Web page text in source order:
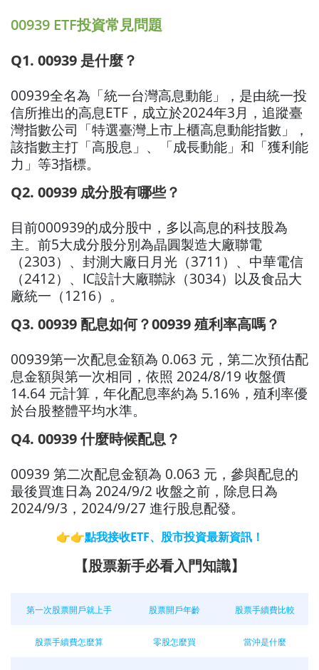
00939 ETF投資常見問題
Q1. 00939 是什麼？
00939全名為「統一台灣高息動能」，是由統一投
信所推出的高息ETF，成立於2024年3月，追蹤臺
灣指數公司「特選臺灣上市上櫃高息動能指數」，
該指數主打「高股息」、「成長動能」和「獲利能
力」等3指標。
Q2. 00939 成分股有哪些？
目前000939的成分股中，多以高息的科技股為
主。前5大成分股分別為晶圓製造大廠聯電
（2303）、封測大廠日月光（3711）、中華電信
（2412）、IC設計大廠聯詠（3034）以及食品大
廠統一（1216）。
Q3. 00939 配息如何？00939 殖利率高嗎？
00939第一次配息金額為 0.063 元，第二次預估配
息金額與第一次相同，依照 2024/8/19 收盤價
14.64 元計算，年化配息率約為 5.16%，殖利率優
於台股整體平均水準。
Q4. 00939 什麼時候配息？
00939 第二次配息金額為 0.063 元，參與配息的
最後買進日為 2024/9/2 收盤之前，除息日為
2024/9/3，2024/9/27 進行股息配發。
👉👉點我接收ETF、股市投資最新資訊！
【股票新手必看入門知識】
第一次股票開戶就上手 股票開戶年齡 股票手續費比較
股票手續費怎麼算 零股怎麼買 當沖是什麼